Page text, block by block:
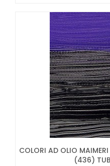
COLORI AD OLIO
(436)